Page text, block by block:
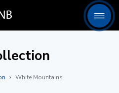
White Mountains